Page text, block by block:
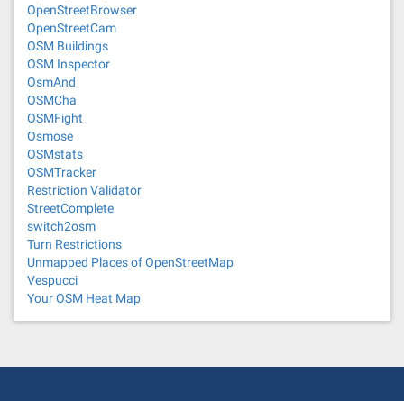
OpenStreetBrowser
OpenStreetCam
OSM Buildings
OSM Inspector
OsmAnd
OSMCha
OSMFight
Osmose
OSMstats
OSMTracker
Restriction Validator
StreetComplete
switch2osm
Turn Restrictions
Unmapped Places of OpenStreetMap
Vespucci
Your OSM Heat Map